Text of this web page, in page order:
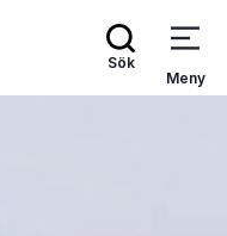
Sök
Meny